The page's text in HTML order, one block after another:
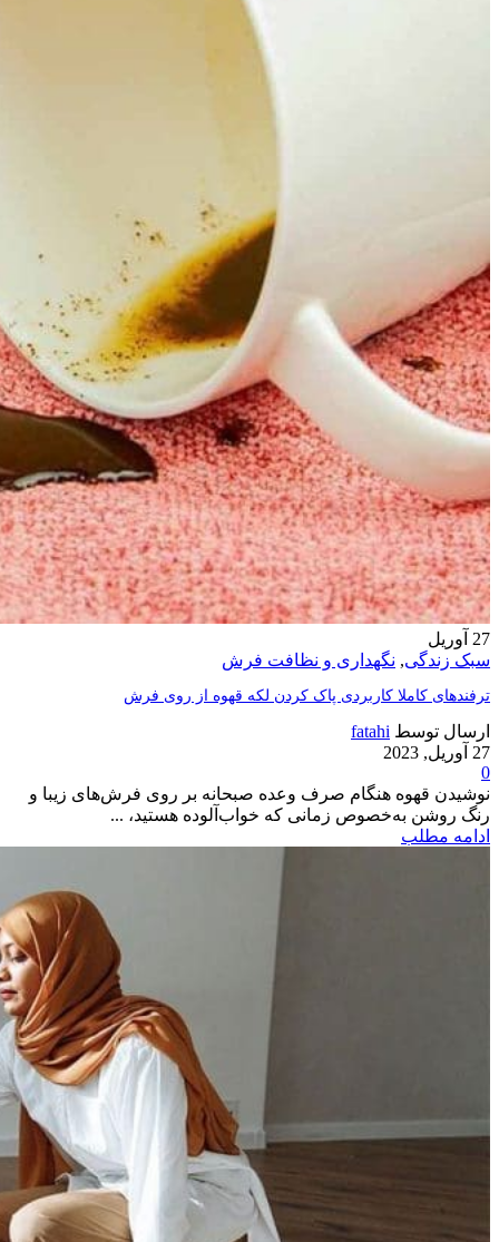
27 آوریل
سبک زندگی, نگهداری و نظافت فرش
ترفندهای کاملا کاربردی پاک کردن لکه قهوه از روی فرش
ارسال توسط fatahi
27 آوریل, 2023
0
نوشیدن قهوه هنگام صرف وعده صبحانه بر روی فرش‌های زیبا و
رنگ روشن به‌خصوص زمانی که خواب‌آلوده هستید، ...
ادامه مطلب